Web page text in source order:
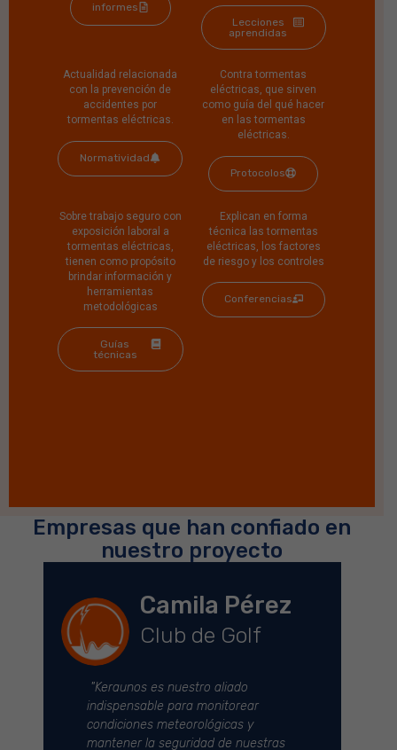
informes
Lecciones
aprendidas
Actualidad relacionada
con la prevención de
accidentes por
tormentas eléctricas.
Normatividad
Contra tormentas
eléctricas, que sirven
como guía del qué hacer
en las tormentas
eléctricas.
Protocolos
Sobre trabajo seguro con
exposición laboral a
tormentas eléctricas,
tienen como propósito
brindar información y
herramientas
metodológicas
Guías
técnicas
Explican en forma
técnica las tormentas
eléctricas, los factores
de riesgo y los controles
Conferencias
Empresas que han confiado en
nuestro proyecto
"Keraunos es nuestro recurso
confiable para obtener información
Sto. Carlos
Manzur